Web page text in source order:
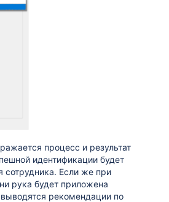
процесс и результат
идентификации будет
сотрудника. Если же при
рука будет приложена
рекомендации по